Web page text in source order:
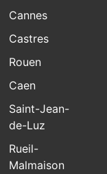
Cannes
Castres
Rouen
Caen
Saint-Jean-
de-Luz
Rueil-
Malmaison